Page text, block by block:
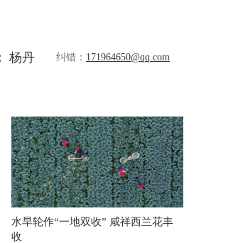
杨丹 纠错： 171964650@qq.com
水旱轮作“一地双收” 咸祥西兰花丰
收